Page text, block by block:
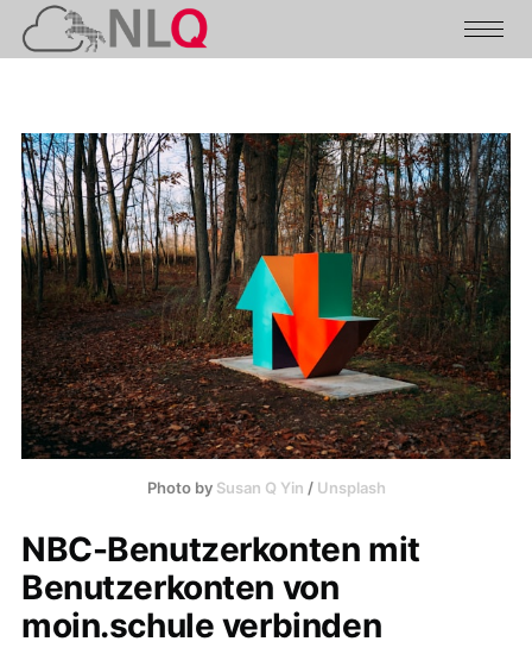
Photo by Susan Q Yin / Unsplash
NBC-Benutzerkonten mit
Benutzerkonten von
moin.schule verbinden